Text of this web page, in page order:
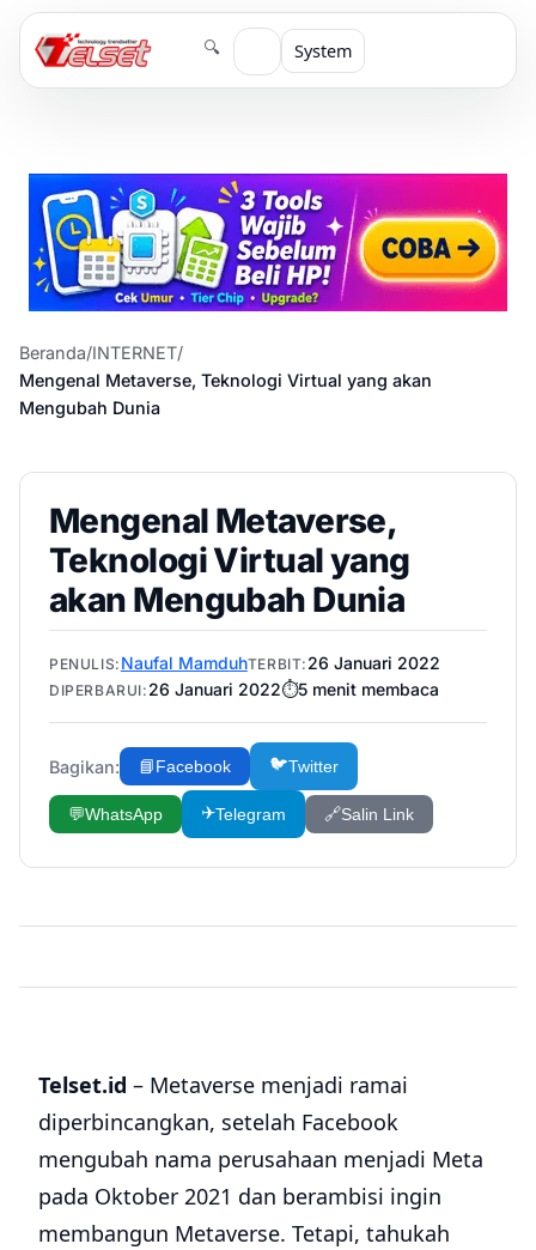
🔍 System
Beranda/INTERNET/
Mengenal Metaverse, Teknologi Virtual yang akan
Mengubah Dunia
Mengenal Metaverse,
Teknologi Virtual yang
akan Mengubah Dunia
PENULIS: Naufal MamduhTERBIT: 26 Januari 2022
DIPERBARUI: 26 Januari 2022⏱️5menit membaca
Bagikan: 📘Facebook 🐦Twitter
💬WhatsApp ✈️Telegram 🔗Salin Link
Telset.id – Metaverse menjadi ramai
diperbincangkan, setelah Facebook
mengubah nama perusahaan menjadi Meta
pada Oktober 2021 dan berambisi ingin
membangun Metaverse. Tetapi, tahukah